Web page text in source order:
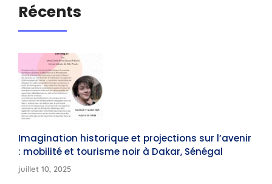
Récents
Imagination historique et projections sur l’avenir
: mobilité et tourisme noir à Dakar, Sénégal
juillet 10, 2025